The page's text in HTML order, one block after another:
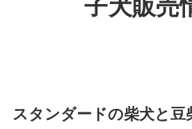
子犬販売
スタンダードの柴犬と豆